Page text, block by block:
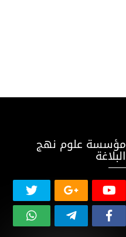
مؤسسة علوم نهج
البلاغة